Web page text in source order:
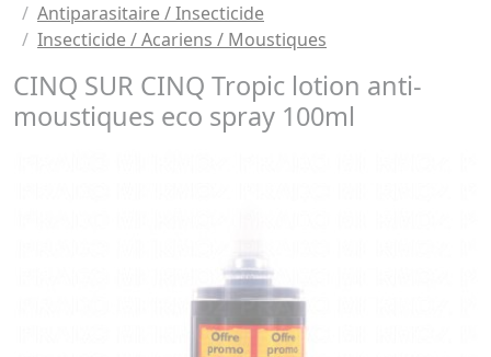
Antiparasitaire / Insecticide
Insecticide / Acariens / Moustiques
CINQ SUR CINQ Tropic lotion anti-
moustiques eco spray 100ml